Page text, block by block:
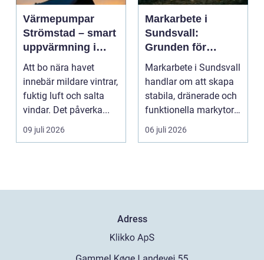
Värmepumpar
Strömstad – smart
uppvärmning i
kustklimat
Att bo nära havet
innebär mildare vintrar,
fuktig luft och salta
vindar. Det påverka...
09 juli 2026
Markarbete i
Sundsvall:
Grunden för
hållbara hus,
vägar och tomter
Markarbete i Sundsvall
handlar om att skapa
stabila, dränerade och
funktionella markytor
som kl...
06 juli 2026
Adress